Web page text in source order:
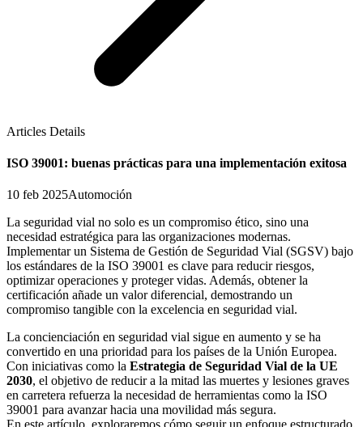
Articles Details
ISO 39001: buenas prácticas para una implementación exitosa
10 feb 2025Automoción
La seguridad vial no solo es un compromiso ético, sino una
necesidad estratégica para las organizaciones modernas.
Implementar un Sistema de Gestión de Seguridad Vial (SGSV) bajo
los estándares de la ISO 39001 es clave para reducir riesgos,
optimizar operaciones y proteger vidas. Además, obtener la
certificación añade un valor diferencial, demostrando un
compromiso tangible con la excelencia en seguridad vial.
La concienciación en seguridad vial sigue en aumento y se ha
convertido en una prioridad para los países de la Unión Europea.
Con iniciativas como la Estrategia de Seguridad Vial de la UE
2030, el objetivo de reducir a la mitad las muertes y lesiones graves
en carretera refuerza la necesidad de herramientas como la ISO
39001 para avanzar hacia una movilidad más segura.